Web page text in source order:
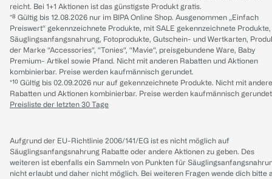
reicht. Bei 1+1 Aktionen ist das günstigste Produkt gratis.
*⁸ Gültig bis 12.08.2026 nur im BIPA Online Shop. Ausgenommen „Einfach
Preiswert“ gekennzeichnete Produkte, mit SALE gekennzeichnete Produkte,
Säuglingsanfangsnahrung, Fotoprodukte, Gutschein- und Wertkarten,
der Marke “Accessories“, “Tonies“, “Mavie“, preisgebundene Ware, Baby
Premium- Artikel sowie Pfand. Nicht mit anderen Rabatten und Aktionen
kombinierbar. Preise werden kaufmännisch gerundet.
*¹⁰ Gültig bis 02.09.2026 nur auf gekennzeichnete Produkte. Nicht mit
Rabatten und Aktionen kombinierbar. Preise werden kaufmännisch
Preisliste der letzten 30 Tage
Aufgrund der EU-Richtlinie 2006/141/EG ist es nicht möglich auf
Säuglingsanfangsnahrung Rabatte oder andere Aktionen zu geben. Des
weiteren ist ebenfalls ein Sammeln von Punkten für
nicht erlaubt und daher nicht möglich. Bei weiteren Fragen wende dich bitte